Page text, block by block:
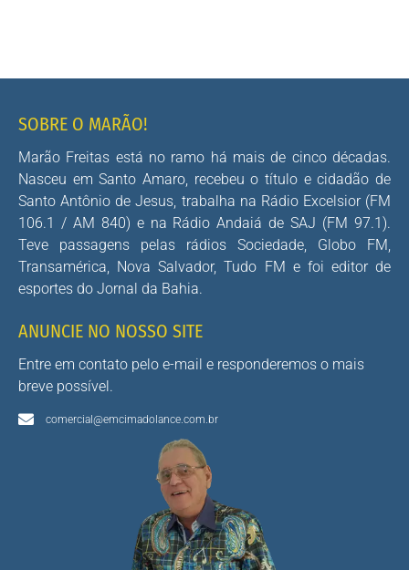
SOBRE O MARÃO!
Marão Freitas está no ramo há mais de cinco décadas.
Nasceu em Santo Amaro, recebeu o título e cidadão de
Santo Antônio de Jesus, trabalha na Rádio Excelsior (FM
106.1 / AM 840) e na Rádio Andaiá de SAJ (FM 97.1).
Teve passagens pelas rádios Sociedade, Globo FM,
Transamérica, Nova Salvador, Tudo FM e foi editor de
esportes do Jornal da Bahia.
ANUNCIE NO NOSSO SITE
Entre em contato pelo e-mail e responderemos o mais
breve possível.
comercial@emcimadolance.com.br